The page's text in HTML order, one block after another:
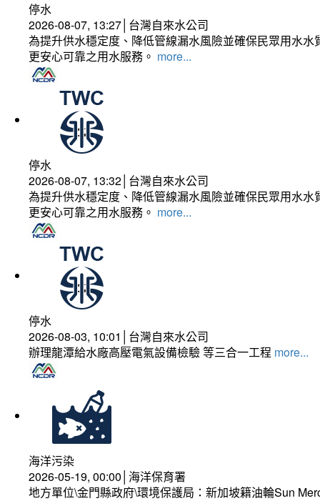
停水
2026-08-07, 13:27│台灣自來水公司
為提升供水穩定度、降低管線漏水風險並確保民眾用水
更安心可靠之用水服務。 more...
停水
2026-08-07, 13:32│台灣自來水公司
為提升供水穩定度、降低管線漏水風險並確保民眾用水
更安心可靠之用水服務。 more...
停水
2026-08-03, 10:01│台灣自來水公司
辦理龍潭給水廠高壓電氣設備檢驗 等三合一工程 more...
海洋污染
2026-05-19, 00:00│海洋保育署
地方單位\金門縣政府\環境保護局：新加坡籍油輪Sun